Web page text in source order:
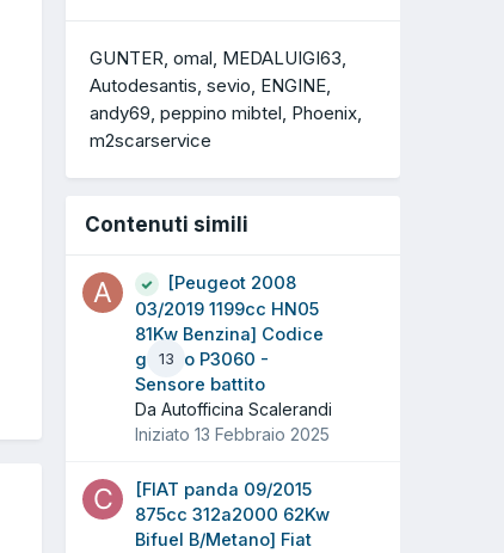
GUNTER omal MEDALUIGI63
Autodesantis sevio ENGINE
andy69 peppino mibtel Phoenix
m2scarservice
Contenuti simili
13
[Peugeot 2008
03/2019 1199cc HN05
81Kw Benzina] Codice
guasto P3060 -
Sensore battito
Da Autofficina Scalerandi
Iniziato 13 Febbraio 2025
[FIAT panda 09/2015
875cc 312a2000 62Kw
Bifuel B/Metano] Fiat